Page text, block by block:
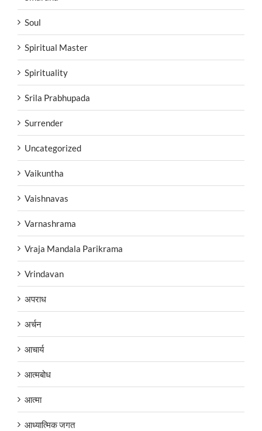
Soul
Spiritual Master
Spirituality
Srila Prabhupada
Surrender
Uncategorized
Vaikuntha
Vaishnavas
Varnashrama
Vraja Mandala Parikrama
Vrindavan
अपराध
अर्चन
आचार्य
आत्मबोध
आत्मा
आध्यात्मिक जगत